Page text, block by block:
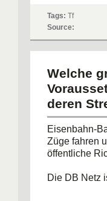
Tags: Tf
Source:
Welche
deren
Eisenbahn-
Züge fahren
öffentliche
Die DB Netz